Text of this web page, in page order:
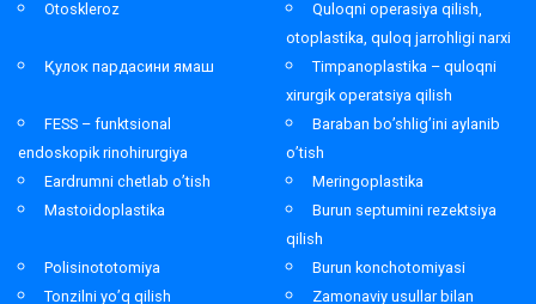
Otoskleroz
Quloqni operasiya qilish,
otoplastika, quloq jarrohligi narxi
Қулок пардасини ямаш
Timpanoplastika – quloqni
xirurgik operatsiya qilish
FESS – funktsional
endoskopik rinohirurgiya
Baraban bo’shlig’ini aylanib
o’tish
Eardrumni chetlab o’tish
Meringoplastika
Mastoidoplastika
Burun septumini rezektsiya
qilish
Polisinototomiya
Burun konchotomiyasi
Tonzilni yo’q qilish
Zamonaviy usullar bilan